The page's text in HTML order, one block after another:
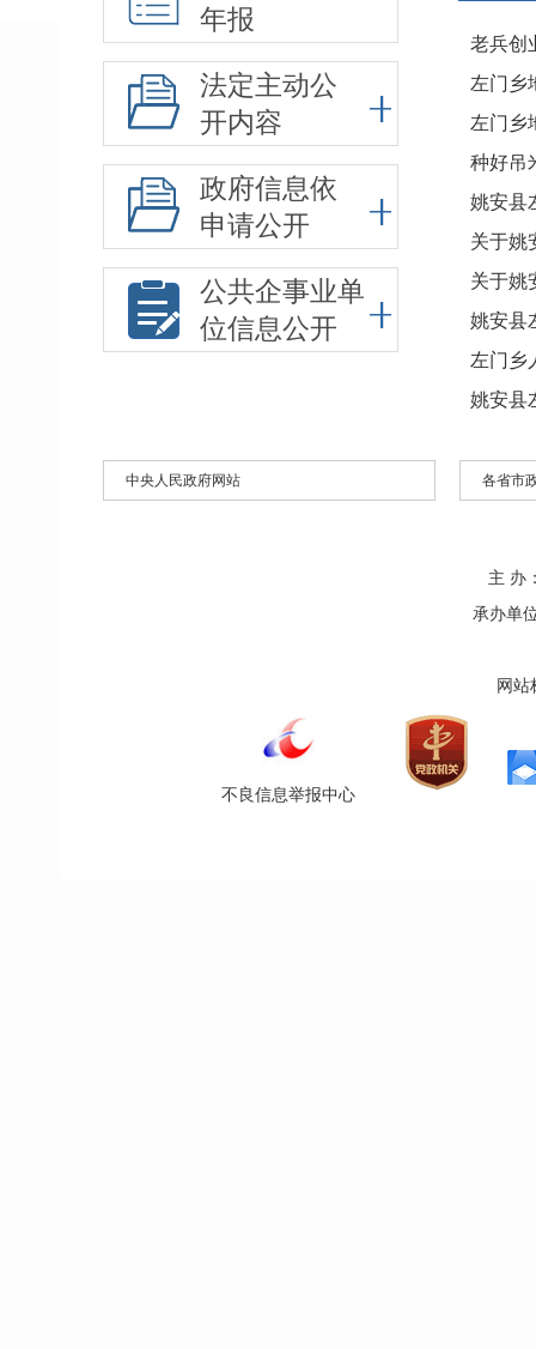
年报
法定主动公
开内容
政府信息依
申请公开
公共企事业单
位信息公开
左门乡
左门乡
种好吊
姚安县
关于姚
关于姚
姚安县
姚安县
中央人民政府网站 各省市
主 办
承办单
网站
不良信息举报中心